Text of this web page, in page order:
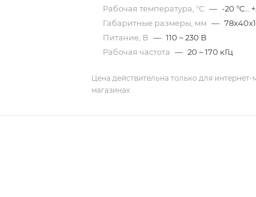
Рабочая температура, °С — -20 °С…
Габаритные размеры, мм —
Питание, В — 110 ~ 230 В
Рабочая частота — 20 ~ 170 кГц
Цена действительна только для
магазинах .